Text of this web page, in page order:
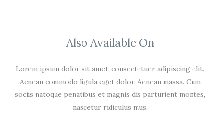
Also Available On
Lorem ipsum dolor sit amet, consectetuer adipiscing elit.
Aenean commodo ligula eget dolor. Aenean massa. Cum
sociis natoque penatibus et magnis dis parturient montes,
nascetur ridiculus mus.